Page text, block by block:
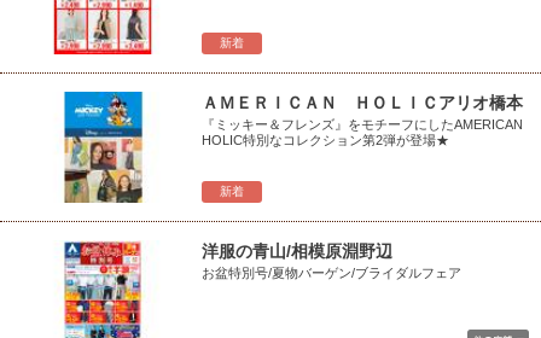
新着
新着
ＡＭＥＲＩＣＡＮ ＨＯＬＩＣアリオ橋本
『ミッキー＆フレンズ』をモチーフにしたAMERICAN
HOLIC特別なコレクション第2弾が登場★
洋服の青山/相模原淵野辺
お盆特別号/夏物バーゲン/ブライダルフェア